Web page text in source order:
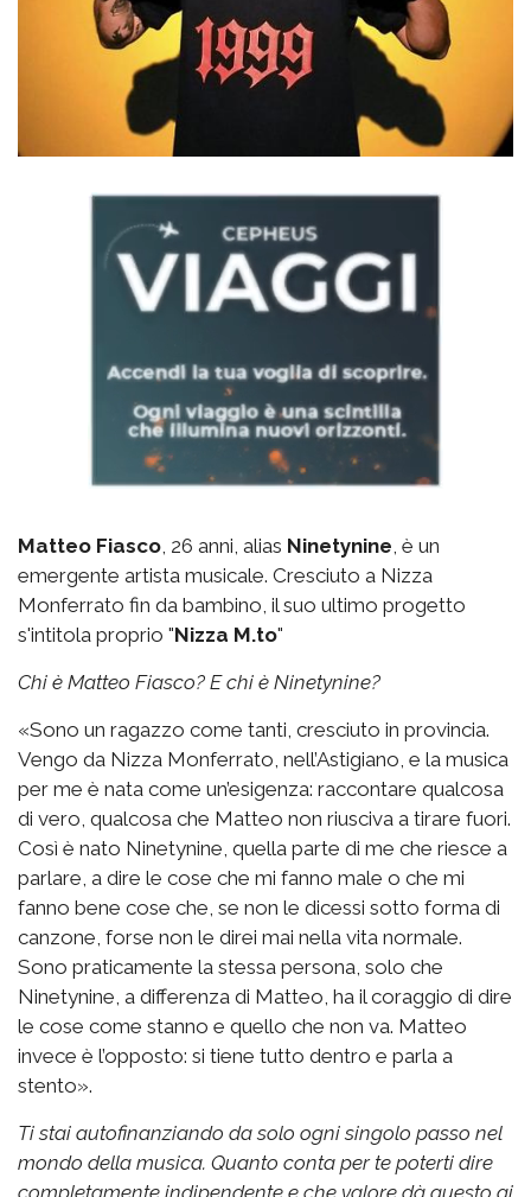
Matteo Fiasco , 26 anni, alias Ninetynine , è un
emergente artista musicale. Cresciuto a Nizza
Monferrato fin da bambino, il suo ultimo progetto
s'intitola proprio "Nizza M.to"
Chi è Matteo Fiasco? E chi è Ninetynine?
«Sono un ragazzo come tanti, cresciuto in provincia.
Vengo da Nizza Monferrato, nell’Astigiano, e la musica
per me è nata come un’esigenza: raccontare qualcosa
di vero, qualcosa che Matteo non riusciva a tirare fuori.
Così è nato Ninetynine, quella parte di me che riesce a
parlare, a dire le cose che mi fanno male o che mi
fanno bene cose che, se non le dicessi sotto forma di
canzone, forse non le direi mai nella vita normale.
Sono praticamente la stessa persona, solo che
Ninetynine, a differenza di Matteo, ha il coraggio di dire
le cose come stanno e quello che non va. Matteo
invece è l’opposto: si tiene tutto dentro e parla a
stento».
Ti stai autofinanziando da solo ogni singolo passo nel
mondo della musica. Quanto conta per te poterti dire
completamente indipendente e che valore dà questo ai